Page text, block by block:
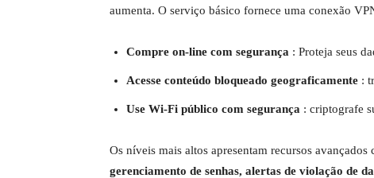
aumenta. O serviço básico fornece uma conexão
Compre on-line com segurança : Proteja seus
Acesse conteúdo bloqueado geograficamente :
Use Wi-Fi público com segurança : criptografe
Os níveis mais altos apresentam recursos avançados
gerenciamento de senhas, alertas de violação de